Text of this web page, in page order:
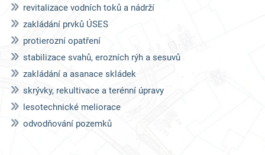
revitalizace vodních toků a nádrží
zakládání prvků ÚSES
protierozní opatření
stabilizace svahů, erozních rýh a sesuvů
zakládání a asanace skládek
skrývky, rekultivace a terénní úpravy
lesotechnické meliorace
odvodňování pozemků